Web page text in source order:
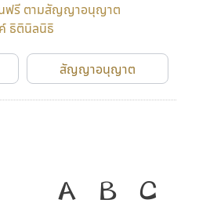
นฟรี ตามสัญญาอนุญาต
ธิตินิลนิธิ
สัญญาอนุญาต
A B
C